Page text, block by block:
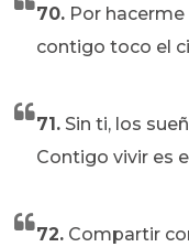
70. Por
contigo toco el
71. Sin ti, los
Contigo vivir es
72. Compartir